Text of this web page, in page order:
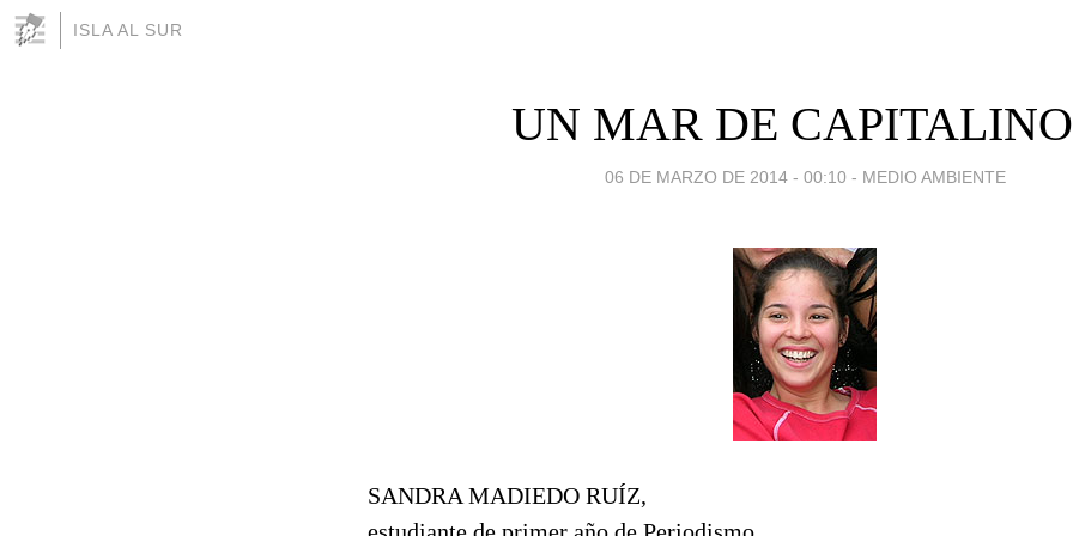
ISLA AL SUR
UN MAR DE
06 DE MARZO DE 2014 - 00:10 - MEDIO AMBIENTE
SANDRA MADIEDO RUÍZ,